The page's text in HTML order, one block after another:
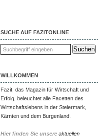
SUCHE AUF FAZITONLINE
WILLKOMMEN
Fazit, das Magazin für Wirtschaft und
Erfolg, beleuchtet alle Facetten des
Wirtschaftslebens in der Steiermark,
Kärnten und dem Burgenland.
Hier finden Sie unsere aktuellen